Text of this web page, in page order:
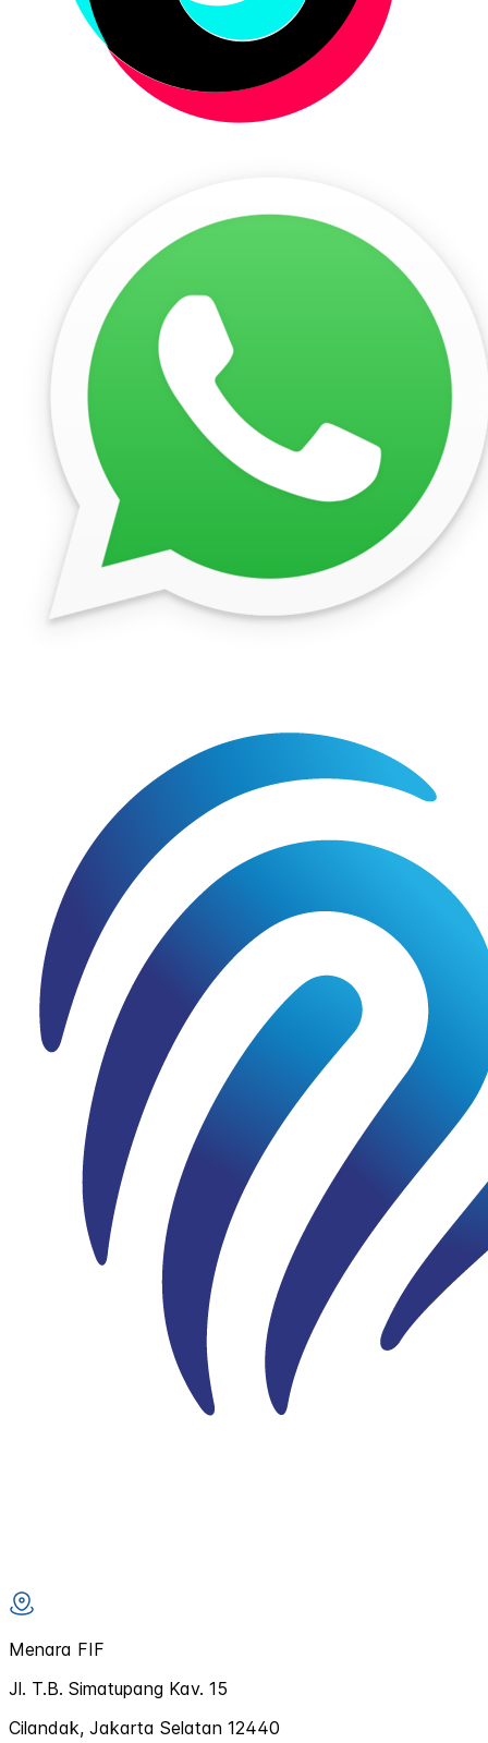
Menara FIF
Jl. T.B. Simatupang Kav. 15
Cilandak, Jakarta Selatan 12440